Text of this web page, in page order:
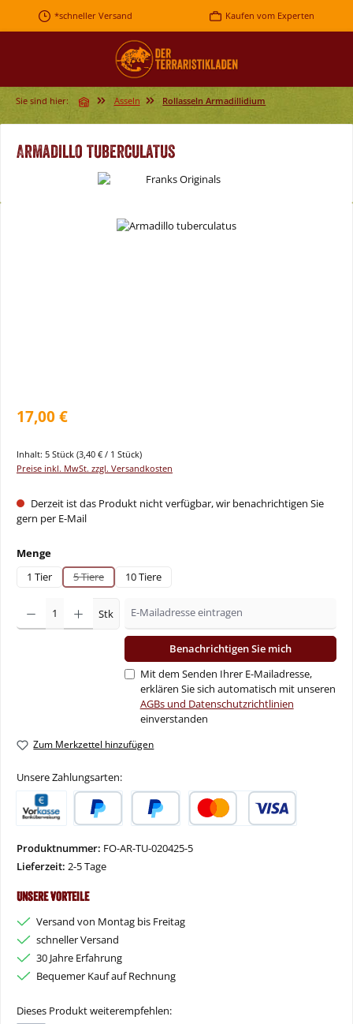
Zum Hauptinhalt springen
*schneller Versand Kaufen vom Experten
Sie sind hier: Asseln Rollasseln Armadillidium
Armadillo tuberculatus
Bildergalerie überspringen
17,00 €
Inhalt: 5 Stück (3,40 € / 1 Stück)
Preise inkl. MwSt. zzgl. Versandkosten
Derzeit ist das Produkt nicht verfügbar, wir benachrichtigen Sie
gern per E-Mail
Mengeauswählen
1 Tier
5 Tiere(Diese Option ist zurzeit nicht verfügbar.)
10 Tiere
Stk
Benachrichtigen Sie mich
Mit dem Senden Ihrer E-Mailadresse,
erklären Sie sich automatisch mit unseren
AGBs und Datenschutzrichtlinien
einverstanden
Zum Merkzettel hinzufügen
Unsere Zahlungsarten:
Produktnummer: FO-AR-TU-020425-5
Lieferzeit: 2-5 Tage
Unsere Vorteile
Versand von Montag bis Freitag
schneller Versand
30 Jahre Erfahrung
Bequemer Kauf auf Rechnung
Dieses Produkt weiterempfehlen: